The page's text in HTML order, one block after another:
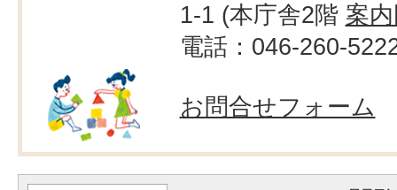
1-1 (本庁舎2階 案
電話：046-260-
お問合せフォーム